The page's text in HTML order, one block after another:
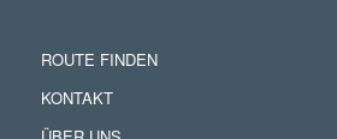
ROUTE FINDEN
KONTAKT